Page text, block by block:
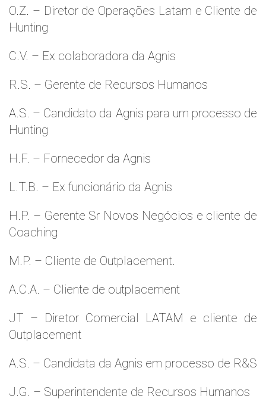
O.Z. – Diretor de Operações Latam e Cliente de
Hunting
C.V. – Ex colaboradora da Agnis
R.S. – Gerente de Recursos Humanos
A.S. – Candidato da Agnis para um processo de
Hunting
H.F. – Fornecedor da Agnis
L.T.B. – Ex funcionário da Agnis
H.P. – Gerente Sr Novos Negócios e cliente de
Coaching
M.P. – Cliente de Outplacement.
A.C.A. – Cliente de outplacement
JT – Diretor Comercial LATAM e cliente de
Outplacement
A.S. – Candidata da Agnis em processo de R&S
J.G. – Superintendente de Recursos Humanos